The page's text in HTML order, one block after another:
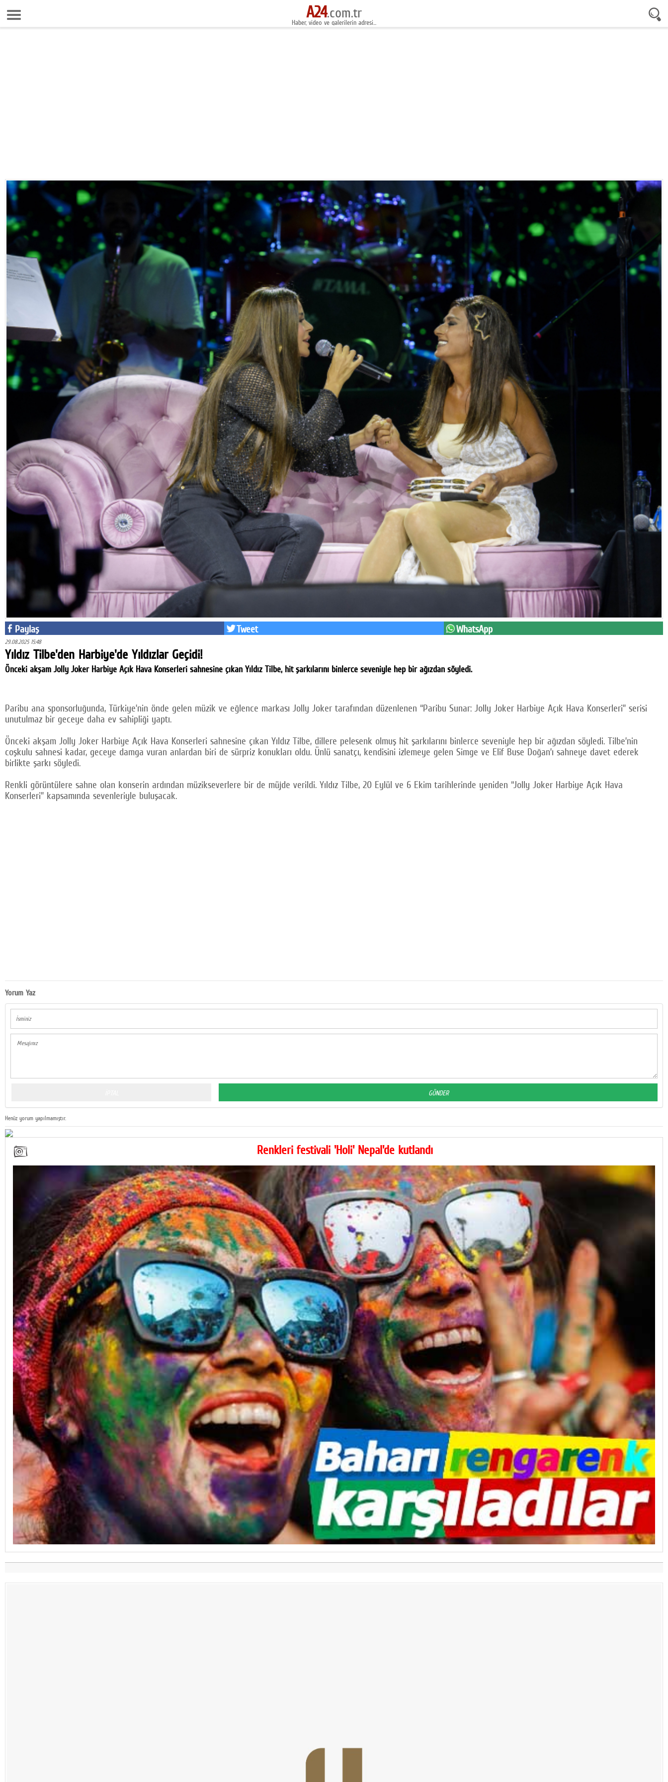
8 Ağustos 2026 3:34:52
Anasayfa
Teknoloji
Eğitim
Medya
Politika
Dünya
Kültür-sanat
Yazarlar
İletişim
A24 SOSYAL MEDYA
Facebook
Twitter
Google Plus
© 2026 TÜM HAKLARI SAKLIDIR
A24.com.tr
Haber, video ve galerilerin adresi...
Paylaş Tweet WhatsApp
29.08.2025 15:48
Yıldız Tilbe'den Harbiye'de Yıldızlar Geçidi!
Önceki akşam Jolly Joker Harbiye Açık Hava Konserleri sahnesine çıkan Yıldız Tilbe, hit şarkılarını binlerce seveniyle hep bir ağızdan söyledi.
Paribu ana sponsorluğunda, Türkiye’nin önde gelen müzik ve eğlence markası Jolly Joker tarafından düzenlenen “Paribu Sunar: Jolly Joker Harbiye Açık Hava Konserleri” serisi
unutulmaz bir geceye daha ev sahipliği yaptı.
Önceki akşam Jolly Joker Harbiye Açık Hava Konserleri sahnesine çıkan Yıldız Tilbe, dillere pelesenk olmuş hit şarkılarını binlerce seveniyle hep bir ağızdan söyledi. Tilbe’nin
coşkulu sahnesi kadar, geceye damga vuran anlardan biri de sürpriz konukları oldu. Ünlü sanatçı, kendisini izlemeye gelen Simge ve Elif Buse Doğan’ı sahneye davet ederek
birlikte şarkı söyledi.
Renkli görüntülere sahne olan konserin ardından müzikseverlere bir de müjde verildi. Yıldız Tilbe, 20 Eylül ve 6 Ekim tarihlerinde yeniden “Jolly Joker Harbiye Açık Hava
Konserleri” kapsamında sevenleriyle buluşacak.
Yorum Yaz
Henüz yorum yapılmamıştır.
Renkleri festivali 'Holi' Nepal'de kutlandı